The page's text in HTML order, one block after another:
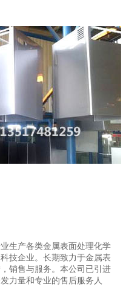
生产各类金属表面处理化学
技企业。长期致力于金属表
销售与服务。本公司已引进
力量和专业的售后服务人